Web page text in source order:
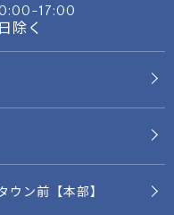
17:00
除く
ウン前【本部】